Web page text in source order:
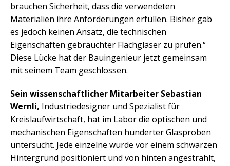
brauchen Sicherheit, dass die verwendeten
Materialien ihre Anforderungen erfüllen. Bisher gab
es jedoch keinen Ansatz, die technischen
Eigenschaften gebrauchter Flachgläser zu prüfen.“
Diese Lücke hat der Bauingenieur jetzt gemeinsam
mit seinem Team geschlossen.
Sein wissenschaftlicher Mitarbeiter Sebastian
Wernli, Industriedesigner und Spezialist für
Kreislaufwirtschaft, hat im Labor die optischen und
mechanischen Eigenschaften hunderter Glasproben
untersucht. Jede einzelne wurde vor einem schwarzen
Hintergrund positioniert und von hinten angestrahlt,